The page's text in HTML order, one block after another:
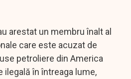
arestat un membru înalt al
care este acuzat de
petroliere din America
ilegală în întreaga lume,